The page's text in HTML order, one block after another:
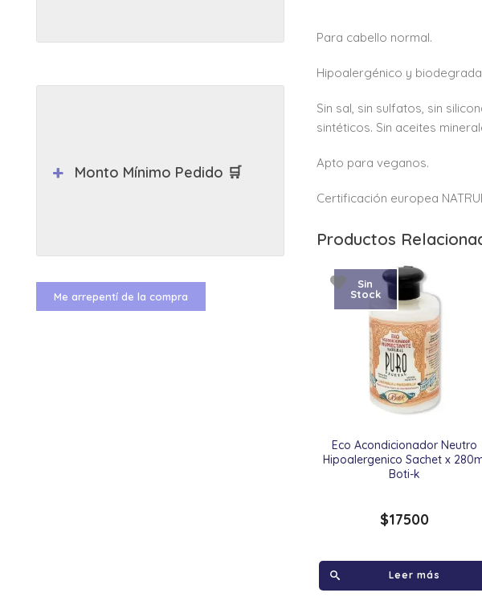
Para cabello normal.
Hipoalergénico y
Sin sal, sin sulfatos, sin
sintéticos. Sin aceites
Apto para veganos.
Certificación europea
Productos
Eco Acondicionador Neutro
Hipoalergenico Sachet x
Boti-k
Sin
Stock
$17500
Leer más
Monto Mínimo Pedido 🛒
Me arrepentí de la compra